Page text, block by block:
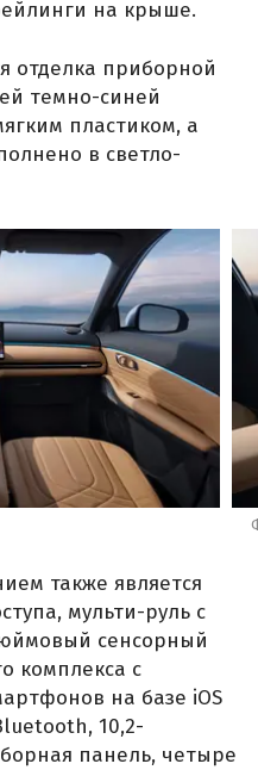
на крыше.
отделка приборной
темно-синей
пластиком, а
в светло-
также является
мульти-руль с
сенсорный
комплекса с
на базе iOS
10,2-
панель, четыре